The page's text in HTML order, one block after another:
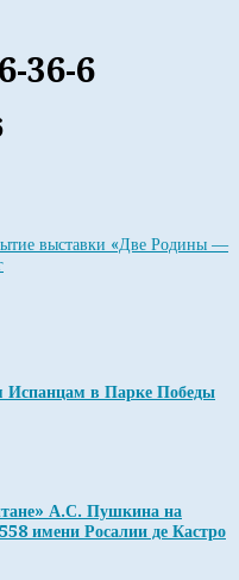
36-6
выставки «Две Родины —
Испанцам в Парке Победы
А.С. Пушкина на
имени Росалии де Кастро